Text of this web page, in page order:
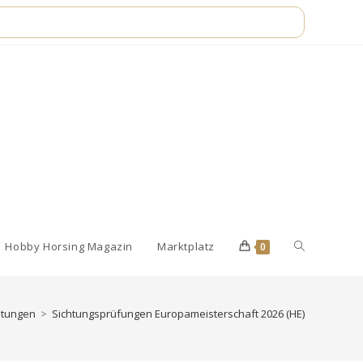
Hobby Horsing Magazin Marktplatz 0 Website-
> Sichtungsprüfungen Europameisterschaft 2026 (HE)